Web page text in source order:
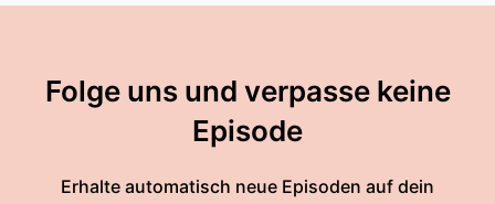
Folge uns und verpasse keine
Episode
Erhalte automatisch neue Episoden auf dein